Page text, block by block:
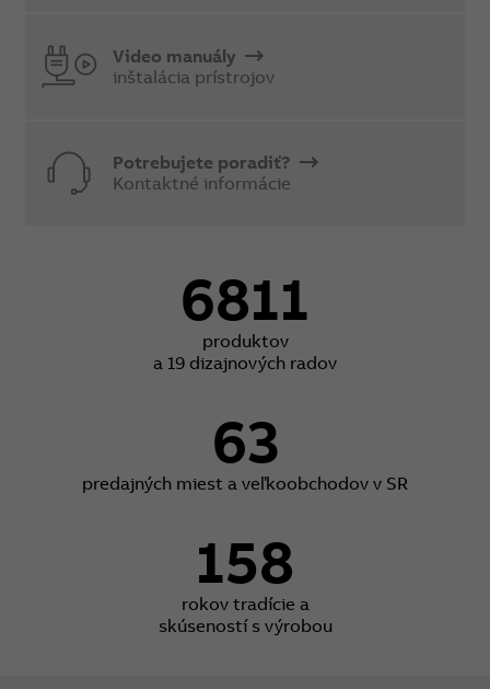
Video manuály
inštalácia prístrojov
Potrebujete poradiť?
Kontaktné informácie
6811
produktov
a 19 dizajnových radov
63
predajných miest a veľkoobchodov v SR
158
rokov tradície a
skúseností s výrobou